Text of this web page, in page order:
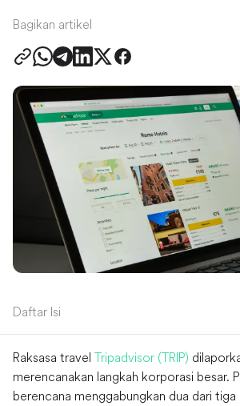
Bagikan artikel
Daftar Isi
Raksasa travel Tripadvisor (TRIP)
merencanakan langkah korporasi besar.
berencana menggabungkan dua dari tiga